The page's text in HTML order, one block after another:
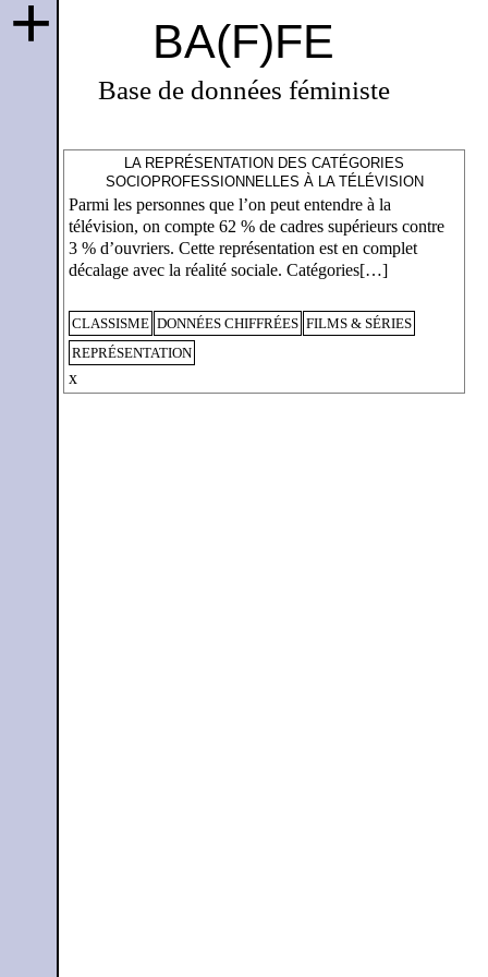
BA(F)FE
Base de données féministe
+
LA REPRÉSENTATION DES CATÉGORIES
SOCIOPROFESSIONNELLES À LA TÉLÉVISION
Parmi les personnes que l’on peut entendre à la
télévision, on compte 62 % de cadres supérieurs contre
3 % d’ouvriers. Cette représentation est en complet
décalage avec la réalité sociale. Catégories[…]
CLASSISME DONNÉES CHIFFRÉES FILMS & SÉRIES
REPRÉSENTATION
x